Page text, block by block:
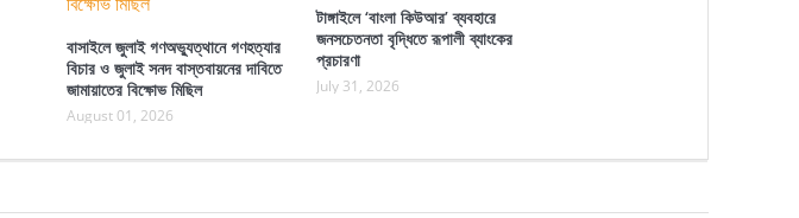
বাসাইলে জুলাই গণঅভ্যুত্থানে গণহত্যার
বিচার ও জুলাই সনদ বাস্তবায়নের দাবিতে
জামায়াতের বিক্ষোভ মিছিল
August 01, 2026
টাঙ্গাইলে ‘বাংলা কিউআর’ ব্যবহারে
জনসচেতনতা বৃদ্ধিতে রূপালী ব্যাংকের
প্রচারণা
July 31, 2026